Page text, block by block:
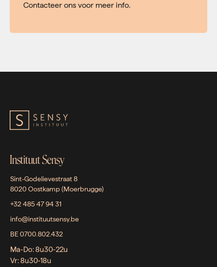
Contacteer ons voor meer info.
Instituut Sensy
Sint-Godelievestraat 8
8020 Oostkamp (Moerbrugge)
+32 485 47 94 31
info@instituutsensy.be
BE 0700.802.432
Ma-Do: 8u30-22u
Vr: 8u30-18u